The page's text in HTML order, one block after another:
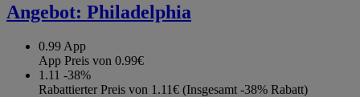
Angebot: Philadelphia
0.99 App
App Preis von 0.99€
1.11 -38%
Rabattierter Preis von 1.11€ (Insgesamt -38% Rabatt)